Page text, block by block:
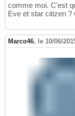
comme moi. C'est
Eve et star citizen ?
Marco46, le 10/06/